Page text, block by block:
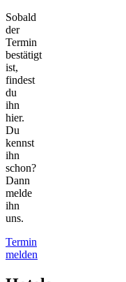
Sobald
der
Termin
bestätigt
ist,
findest
du
ihn
hier.
Du
kennst
ihn
schon?
Dann
melde
ihn
uns.
Termin
melden